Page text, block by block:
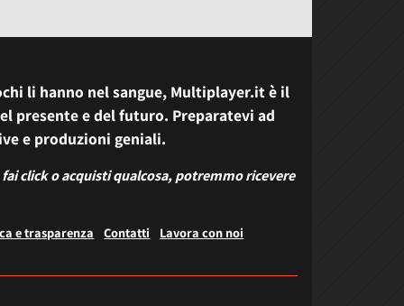
li hanno nel sangue, Multiplayer.it è il
e del futuro. Preparatevi ad
e produzioni geniali.
click o acquisti qualcosa, potremmo ricevere
e trasparenza Contatti Lavora con noi